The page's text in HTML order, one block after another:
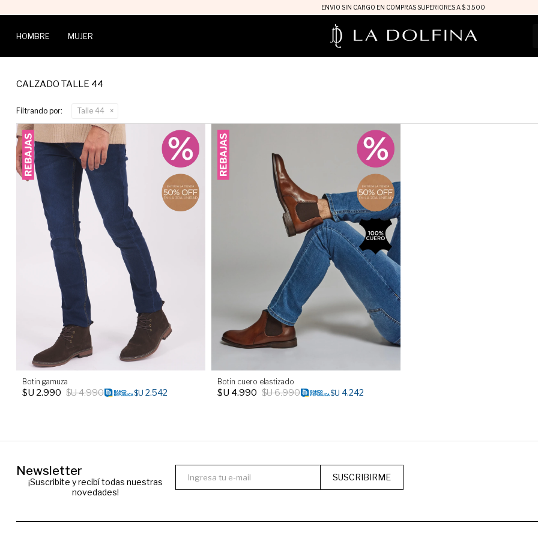
ENVIO SIN CARGO EN COMPRAS SUPERIORES A $ 3.500
HOMBRE MUJER
CALZADO TALLE 44
Filtrando por: Talle 44
Botin gamuza
$U 2.990 $U4.990 $U 2.542
Botin cuero elastizado
$U 4.990 $U6.990 $U 4.242
Newsletter
¡Suscribite y recibí todas nuestras
novedades!
SUSCRIBIRME